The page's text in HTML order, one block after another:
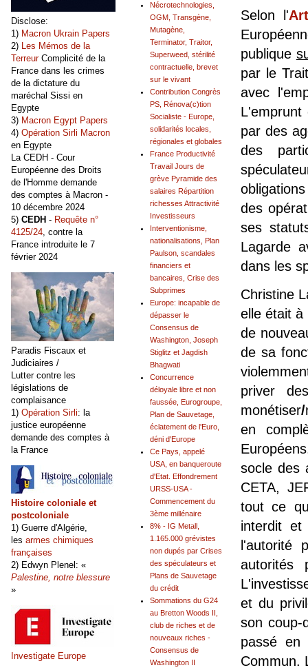
Selon l'
publique
par le
avec
par des
des
des
ses
Lagarde
dans les
Christine
elle était à
de
de sa
priver
monétiser/
en
socle des
CETA,
tout ce
interdit et
l'autorité
autorités
et du
son
passé en
Commun.
Nécrotechnologies,
OGM, Transgène,
Mutagène,
Terminator, Traitor,
Superweed, stérilité
contractuelle, brevet
sur le vivant
Contribution Congrès
PS, Rénova(c)tion
Socialiste - Europe,
solidarités locales,
régionales et globales
France Productivité
Travail Jours de
grève Pyramide des
salaires Répartition
richesses Attractivité
Investisseurs
Interventionisme,
nationalisations, Plan
Paulson, scandales
financiers et
bancaires, Crise des
Subprimes
Europe: incapable de
dépasser le
Consensus de
Washington, Joseph
Stiglitz et Jagdish
Bhagwati
Concurrence
déloyale libre et non
faussée, Eurogroupe,
Plan de Sauvetage,
éclatement de l'Euro,
déni d'Europe
Ce Pays, appelé
USA, en banqueroute
d'Etat. Effondrement
URSS-USA -
Commencement du
3ème millénaire
8% - IG Metall,
1.165.000 grévistes
non dupés par Crises
des spéculateurs et
Plans de Sauvetage
du crédit
Sommations du G24
au Bretton Woods II,
club de riches et de
nouveaux riches -
Consensus de
Washington II
Disclose:
1) Macron Ukrain Papers
2) Les Mémos de la
TerreurComplicité de la
France dans les crimes
de la dictature du
maréchal Sissi en
Egypte
3) Macron Egypt Papers
4) Opération Sirli Macron
en Egypte
La CEDH - Cour
Européenne des Droits
de l'Homme demande
des comptes à Macron -
10 décembre 2024
5) CEDH - Requête n°
4125/24, contre la
France introduite le 7
février 2024
Paradis Fiscaux et
Judiciaires /
Lutter contre les
législations de
complaisance
1) Opération Sirli: la
justice européenne
demande des comptes à
la France
Histoire coloniale et
postcoloniale
1) Guerre d'Algérie,
les armes chimiques
françaises
2) Edwyn Plenel: «
Palestine, notre blessure
»
Investigate Europe